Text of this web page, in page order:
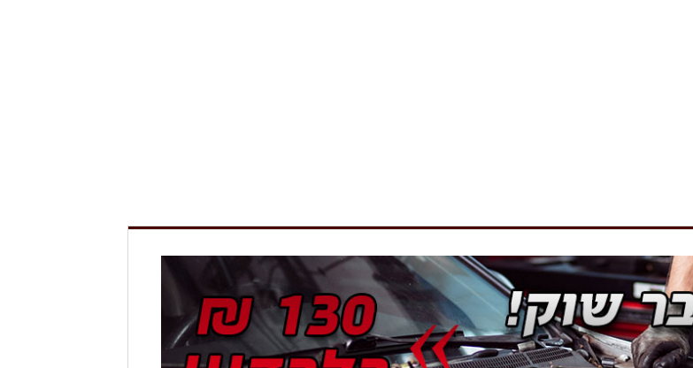
מצמד (קלאצ')
מצברי שנפ
חידוש וטיפוח
פילטרים
קיט רצועת טיימינג
שמנים ונוזלים